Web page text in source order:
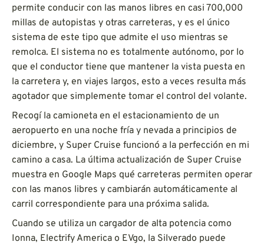
permite conducir con las manos libres en casi 700,000
millas de autopistas y otras carreteras, y es el único
sistema de este tipo que admite el uso mientras se
remolca. El sistema no es totalmente autónomo, por lo
que el conductor tiene que mantener la vista puesta en
la carretera y, en viajes largos, esto a veces resulta más
agotador que simplemente tomar el control del volante.
Recogí la camioneta en el estacionamiento de un
aeropuerto en una noche fría y nevada a principios de
diciembre, y Super Cruise funcionó a la perfección en mi
camino a casa. La última actualización de Super Cruise
muestra en Google Maps qué carreteras permiten operar
con las manos libres y cambiarán automáticamente al
carril correspondiente para una próxima salida.
Cuando se utiliza un cargador de alta potencia como
Ionna, Electrify America o EVgo, la Silverado puede